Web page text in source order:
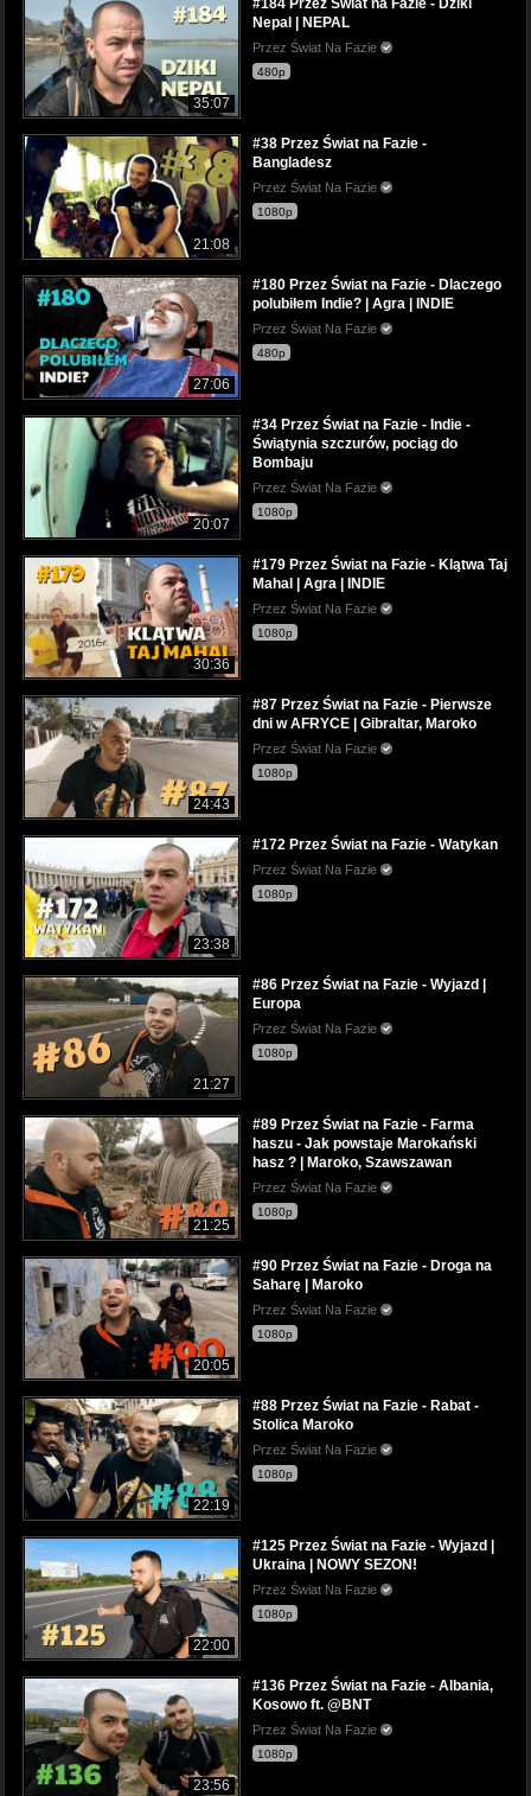
35:07
#184 Przez Świat na Fazie - Dziki
Nepal | NEPAL
Przez Świat Na Fazie
480p
21:08
#38 Przez Świat na Fazie -
Bangladesz
Przez Świat Na Fazie
1080p
27:06
#180 Przez Świat na Fazie - Dlaczego
polubiłem Indie? | Agra | INDIE
Przez Świat Na Fazie
480p
20:07
#34 Przez Świat na Fazie - Indie -
Świątynia szczurów, pociąg do
Bombaju
Przez Świat Na Fazie
1080p
30:36
#179 Przez Świat na Fazie - Klątwa Taj
Mahal | Agra | INDIE
Przez Świat Na Fazie
1080p
24:43
#87 Przez Świat na Fazie - Pierwsze
dni w AFRYCE | Gibraltar, Maroko
Przez Świat Na Fazie
1080p
23:38
#172 Przez Świat na Fazie - Watykan
Przez Świat Na Fazie
1080p
21:27
#86 Przez Świat na Fazie - Wyjazd |
Europa
Przez Świat Na Fazie
1080p
21:25
#89 Przez Świat na Fazie - Farma
haszu - Jak powstaje Marokański
hasz ? | Maroko, Szawszawan
Przez Świat Na Fazie
1080p
20:05
#90 Przez Świat na Fazie - Droga na
Saharę | Maroko
Przez Świat Na Fazie
1080p
22:19
#88 Przez Świat na Fazie - Rabat -
Stolica Maroko
Przez Świat Na Fazie
1080p
22:00
#125 Przez Świat na Fazie - Wyjazd |
Ukraina | NOWY SEZON!
Przez Świat Na Fazie
1080p
23:56
#136 Przez Świat na Fazie - Albania,
Kosowo ft. @BNT
Przez Świat Na Fazie
1080p